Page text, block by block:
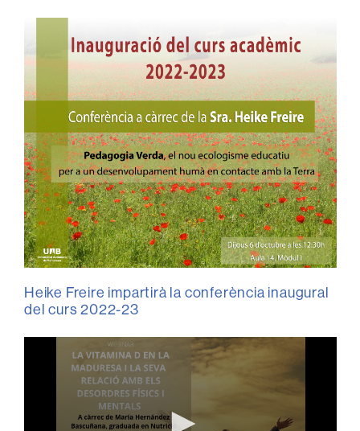
Heike Freire impartirà la conferència inaugural
del curs 2022-23